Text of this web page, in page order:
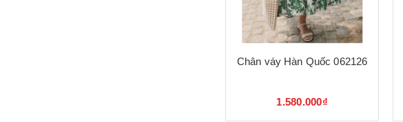
Chân váy Hàn Quốc 062126
1.580.000₫